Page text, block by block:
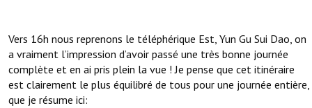
Vers 16h nous reprenons le téléphérique Est, Yun Gu Sui Dao, on
a vraiment l’impression d’avoir passé une très bonne journée
complète et en ai pris plein la vue ! Je pense que cet itinéraire
est clairement le plus équilibré de tous pour une journée entière,
que je résume ici: